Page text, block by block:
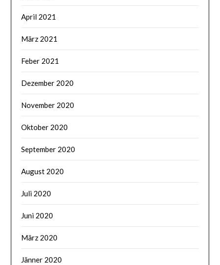
April 2021
März 2021
Feber 2021
Dezember 2020
November 2020
Oktober 2020
September 2020
August 2020
Juli 2020
Juni 2020
März 2020
Jänner 2020